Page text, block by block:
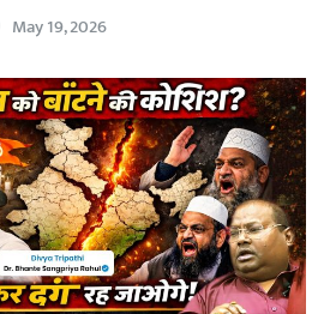
May 19, 2026